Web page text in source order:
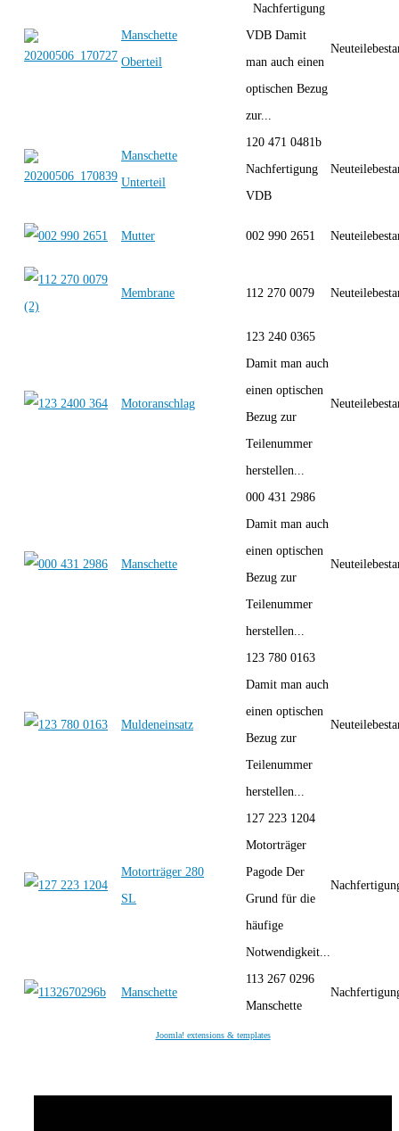
Manschette
Oberteil
Nachfertigung
VDB Damit
man auch einen
optischen Bezug
zur...
Manschette
Unterteil
120 471 0481b
Nachfertigung
VDB
Mutter 002 990 2651
Membrane 112 270 0079
Motoranschlag
123 240 0365
Damit man auch
einen optischen
Bezug zur
Teilenummer
herstellen...
Manschette
000 431 2986
Damit man auch
einen optischen
Bezug zur
Teilenummer
herstellen...
Muldeneinsatz
123 780 0163
Damit man auch
einen optischen
Bezug zur
Teilenummer
herstellen...
Motorträger 280
SL
127 223 1204
Motorträger
Pagode Der
Grund für die
häufige
Notwendigkeit...
Manschette
113 267 0296
Manschette
Joomla! extensions & templates